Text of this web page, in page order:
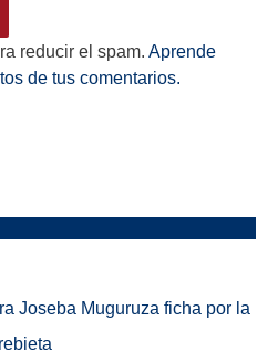
reducir el spam. Aprende
de tus comentarios.
Joseba Muguruza ficha por la